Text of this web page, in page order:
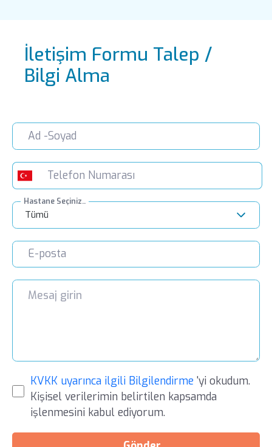
İletişim Formu Talep /
Bilgi Alma
Hastane Seçiniz..
Tümü
KVKK uyarınca ilgili Bilgilendirme 'yi okudum.
Kişisel verilerimin belirtilen kapsamda
işlenmesini kabul ediyorum.